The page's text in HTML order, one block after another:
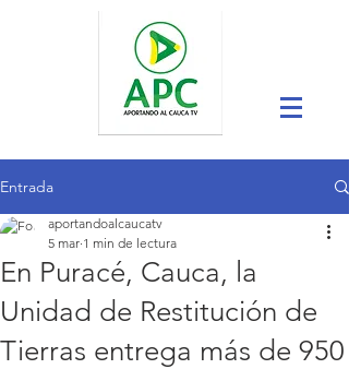
Entrada
En Puracé, Cauca, la
Unidad de Restitución de
Tierras entrega más de 950
aportandoalcaucatv
5 mar 1 min de lectura